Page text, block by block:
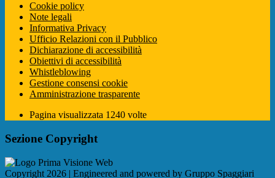
Cookie policy
Note legali
Informativa Privacy
Ufficio Relazioni con il Pubblico
Dichiarazione di accessibilità
Obiettivi di accessibilità
Whistleblowing
Gestione consensi cookie
Amministrazione trasparente
Pagina visualizzata 1240 volte
Sezione Copyright
Copyright 2026 | Engineered and powered by Gruppo Spaggiari